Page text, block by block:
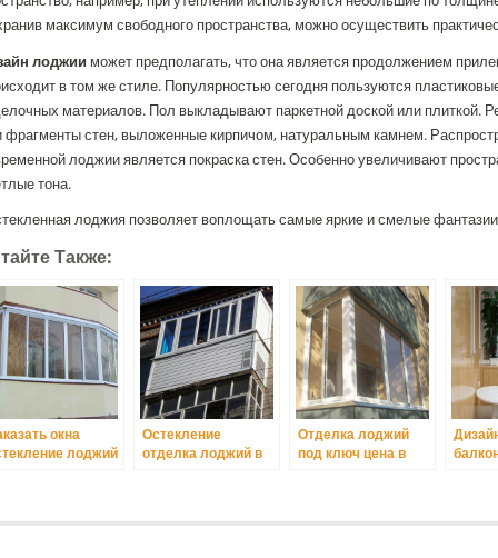
максимум свободного пространства, можно осуществить
лоджии может предполагать, что она является продолжением
в том же стиле. Популярностью сегодня пользуются
материалов. Пол выкладывают паркетной доской или плиткой.
фрагменты стен, выложенные кирпичом, натуральным камнем.
лоджии является покраска стен. Особенно увеличивают
тона.
лоджия позволяет воплощать самые яркие и смелые
Также:
окна
лоджий
Остекление
отделка лоджий в
Отделка лоджий
под ключ цена в